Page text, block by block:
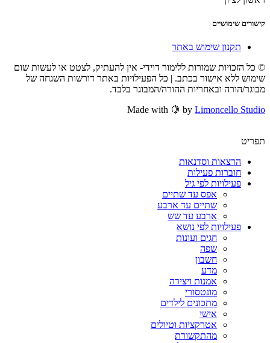
קישורים שימושיים
תקנון שימוש באתר
© כל הזכויות שמורות ללימור דוידי- אין להעתיק, לצטט או לעשות שום
שימוש ללא אישור בכתב. | כל הפעילויות באתר דורשות השגחה של
מבוגר/הורה ובאחריות ההורה/המבוגר בלבד.
Made with 🍋 by Limoncello Studio
תפריט
הרצאות וסדנאות
חוברות פעילות
פעילויות לפי גיל
אפס עד שתיים
שתיים עד ארבע
ארבע עד שש
פעילויות לפי נושא
חגים ועונות
שפה
חשבון
מדע
אמנות ויצירה
מונטסורי
מתכונים לילדים
אישי
אטרקציות וטיולים
מהתקשורת